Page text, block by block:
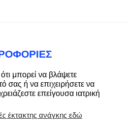
μπορεί να βλάψετε
σας ή να επιχειρήσετε να
επείγουσα ιατρική
έκτακτης ανάγκης εδώ